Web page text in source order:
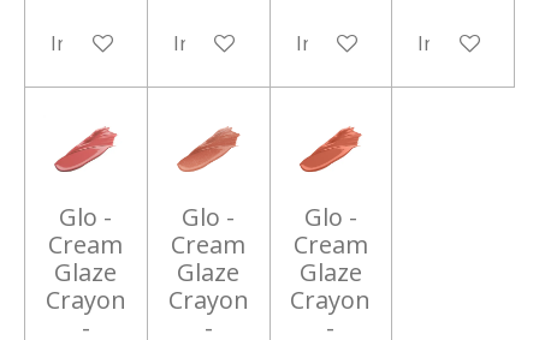
In winkelwagenIn winkelwagenIn winkelwagenIn
Glo -
Cream
Glaze
Crayon
-
Glo -
Cream
Glaze
Crayon
-
Glo -
Cream
Glaze
Crayon
-